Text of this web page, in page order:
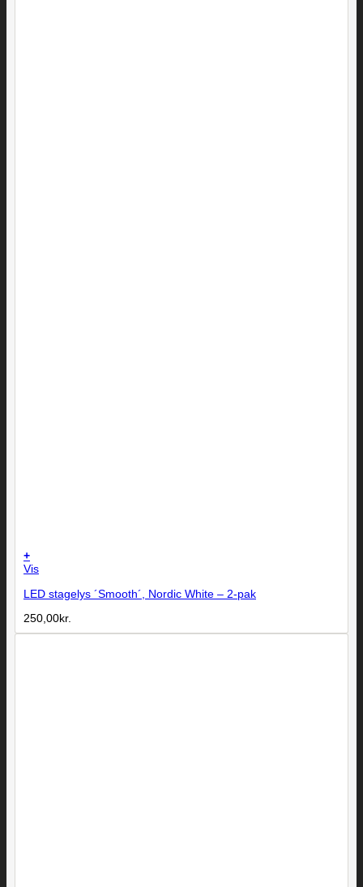
+
Vis
LED stagelys ´Smooth´, Nordic White – 2-pak
250,00kr.